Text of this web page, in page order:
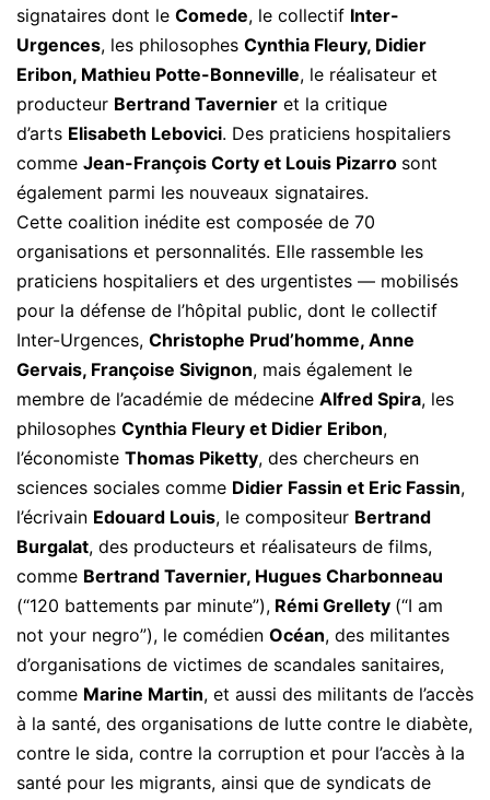
signataires dont le Comede, le collectif Inter-
Urgences, les philosophes Cynthia Fleury, Didier
Eribon, Mathieu Potte-Bonneville, le réalisateur et
producteur Bertrand Tavernier et la critique
d’arts Elisabeth Lebovici. Des praticiens hospitaliers
comme Jean-François Corty et Louis Pizarro sont
également parmi les nouveaux signataires.
Cette coalition inédite est composée de 70
organisations et personnalités. Elle rassemble les
praticiens hospitaliers et des urgentistes — mobilisés
pour la défense de l’hôpital public, dont le collectif
Inter-Urgences, Christophe Prud’homme, Anne
Gervais, Françoise Sivignon, mais également le
membre de l’académie de médecine Alfred Spira, les
philosophes Cynthia Fleury et Didier Eribon,
l’économiste Thomas Piketty, des chercheurs en
sciences sociales comme Didier Fassin et Eric Fassin,
l’écrivain Edouard Louis, le compositeur Bertrand
Burgalat, des producteurs et réalisateurs de films,
comme Bertrand Tavernier, Hugues Charbonneau
(“120 battements par minute”), Rémi Grellety (“I am
not your negro”), le comédien Océan, des militantes
d’organisations de victimes de scandales sanitaires,
comme Marine Martin, et aussi des militants de l’accès
à la santé, des organisations de lutte contre le diabète,
contre le sida, contre la corruption et pour l’accès à la
santé pour les migrants, ainsi que de syndicats de